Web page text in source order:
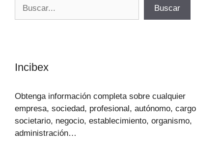
Buscar
Incibex
Obtenga información completa sobre cualquier
empresa, sociedad, profesional, autónomo, cargo
societario, negocio, establecimiento, organismo,
administración…